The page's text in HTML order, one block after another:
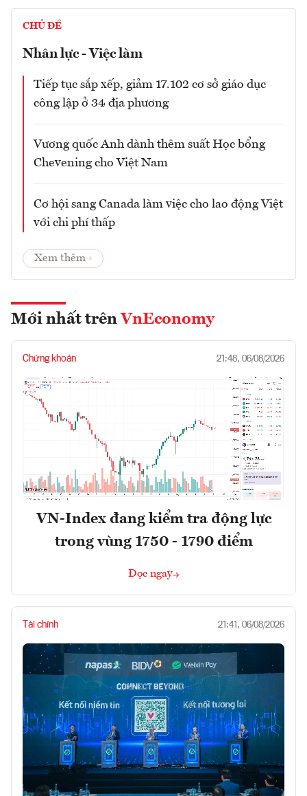
CHỦ ĐỀ
Nhân lực - Việc làm
Tiếp tục sắp xếp, giảm 17.102 cơ sở giáo dục
công lập ở 34 địa phương
Vương quốc Anh dành thêm suất Học bổng
Chevening cho Việt Nam
Cơ hội sang Canada làm việc cho lao động Việt
với chi phí thấp
Xem thêm
Mới nhất trên VnEconomy
Chứng khoán 21:48, 06/08/2026
VN-Index đang kiểm tra động lực
trong vùng 1750 - 1790 điểm
Đọc ngay
Tài chính 21:41, 06/08/2026